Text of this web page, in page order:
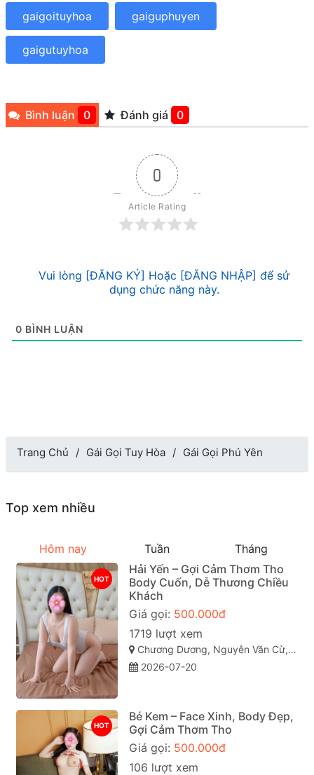
gaigoituyhoa gaiguphuyen
gaigutuyhoa
Bình luận 0 Đánh giá 0
0
Article Rating
Vui lòng [ĐĂNG KÝ] Hoặc [ĐĂNG NHẬP] để sử
dụng chức năng này.
0 BÌNH LUẬN
Trang Chủ Gái Gọi Tuy Hòa Gái Gọi Phú Yên
Top xem nhiều
Hôm nay Tuần Tháng
HOT
Hải Yến – Gợi Cảm Thơm Tho
Body Cuốn, Dễ Thương Chiều
Khách
Giá gọi: 500.000đ
1719 lượt xem
Chương Dương, Nguyễn Văn Cừ, Quy Nhơn, Bình Định
2026-07-20
HOT
Bé Kem – Face Xinh, Body Đẹp,
Gợi Cảm Thơm Tho
Giá gọi: 500.000đ
106 lượt xem